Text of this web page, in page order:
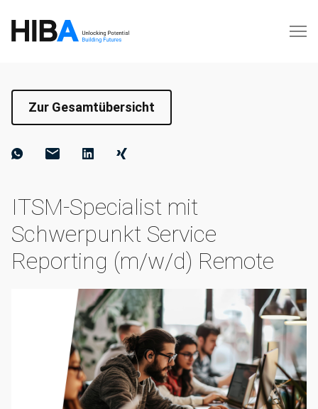
Zur Gesamtübersicht
ITSM-Specialist mit
Schwerpunkt Service
Reporting (m/w/d) Remote